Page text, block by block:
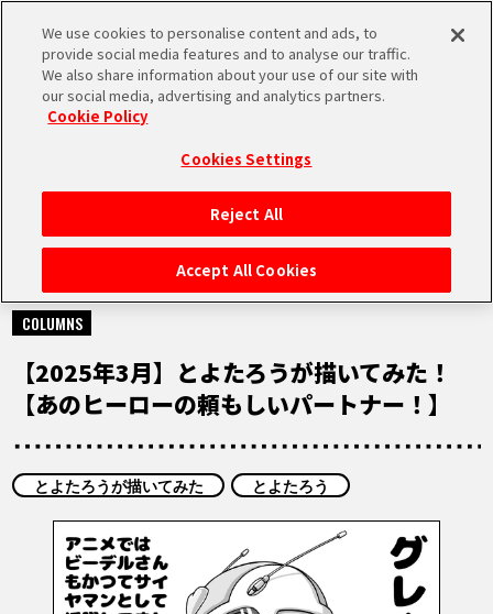
MEN
HOME
NEWS
RANKING
MOVIE
COLUMNS
ABOUT
NEWS
2025.03.28
COLUMNS
【2025年3月】とよたろうが描いてみた！
【あのヒーローの頼もしいパートナー！】
とよたろうが描いてみた とよたろう
We use cookies to personalise content and ads, to
provide social media features and to analyse our traffic.
We also share information about your use of our site with
our social media, advertising and analytics partners.
Cookie Policy
Cookies Settings
Reject All
Accept All Cookies